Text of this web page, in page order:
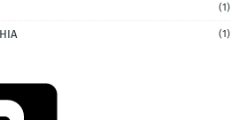
(1)
(1)